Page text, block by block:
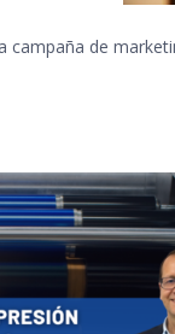
campaña de